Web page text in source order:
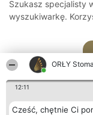
ORŁY
12:11
Cześć, chętnie Ci
Szukasz specjalisty
wyszukiwarkę.